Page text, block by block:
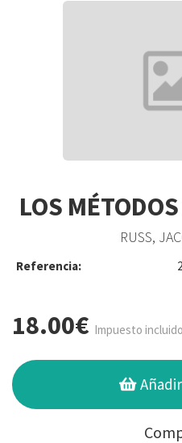
LOS
RUSS,
Referencia:
18.00€ Impuesto incluido